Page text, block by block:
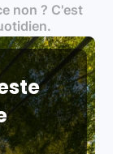
(DEEE)
standards
en
et du
non ? C'est